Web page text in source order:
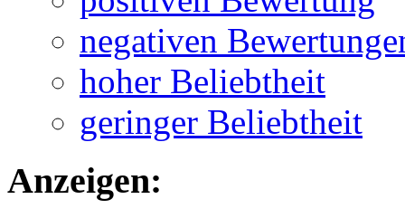
negativen
hoher Beliebtheit
geringer Beliebtheit
Anzeigen: